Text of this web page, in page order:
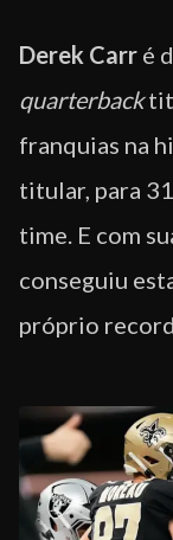
Derek Carr é
quarterback
franquias na
titular, para
time. E com
conseguiu
próprio